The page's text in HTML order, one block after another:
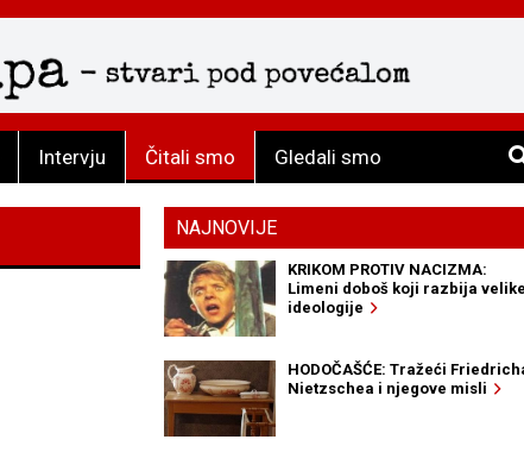
Intervju Čitali smo Gledali smo
NAJNOVIJE
KRIKOM PROTIV NACIZMA:
Limeni doboš koji razbija velike
ideologije
HODOČAŠĆE: Tražeći
Nietzschea i njegove misli